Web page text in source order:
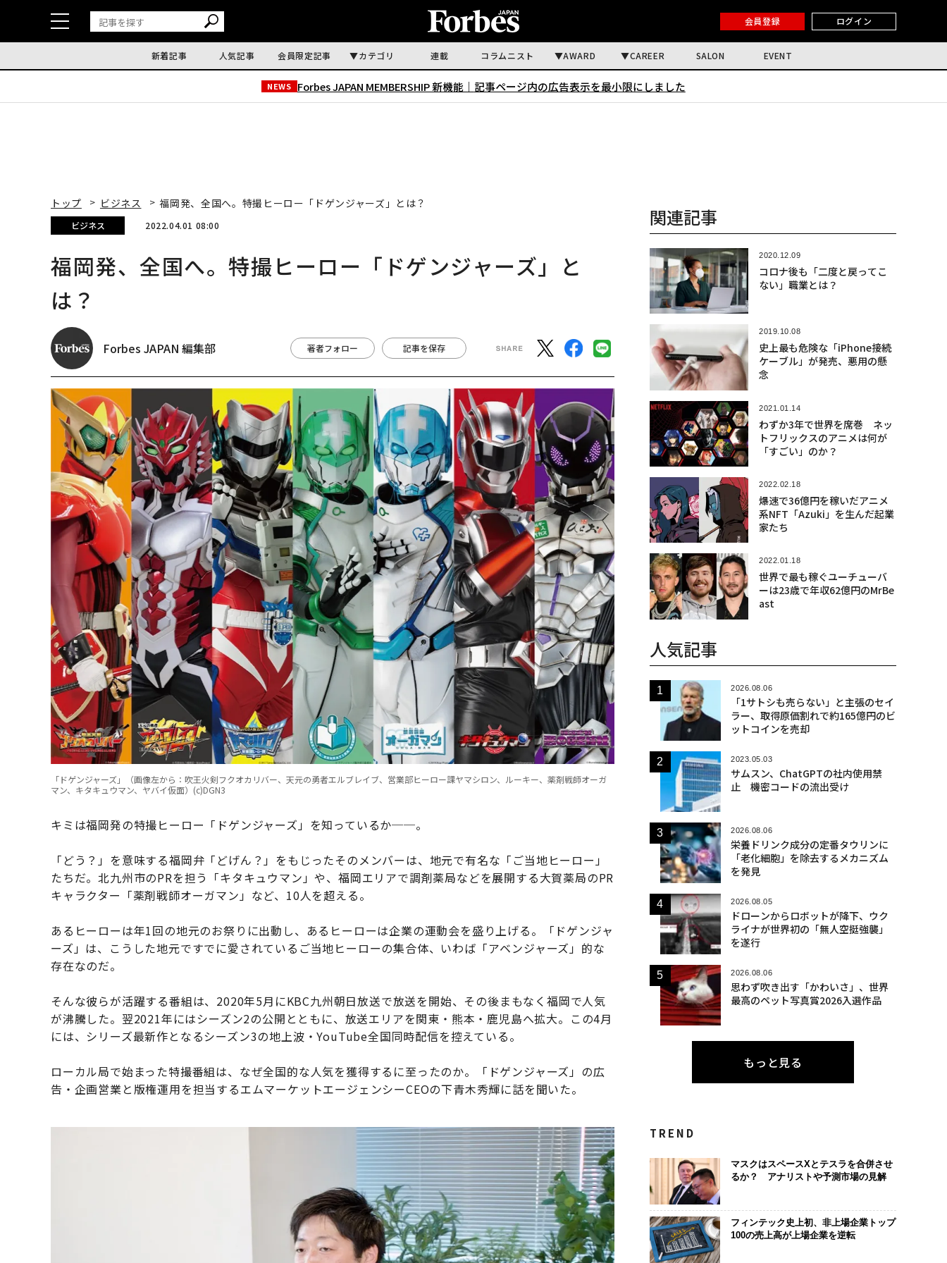
会員登録 ログイン
新着記事 人気記事 会員限定記事 カテゴリ 連載 コラムニスト AWARD CAREER SALON EVENT
NEWS Forbes JAPAN MEMBERSHIP 新機能｜ 記事ページ内の広告表示を最小限にしました
トップ ビジネス 福岡発、全国へ。特撮ヒーロー「ドゲンジャーズ」とは？
ビジネス 2022.04.01 08:00
福岡発、全国へ。特撮ヒーロー「ドゲンジャーズ」と
は？
Forbes JAPAN 編集部 著者フォロー 記事を保存
「ドゲンジャーズ」（画像左から：吹王火剣フクオカリバー、天元の勇者エルブレイブ、営業部ヒーロー課ヤマシロン、ルーキー、薬剤戦師オーガ
マン、キタキュウマン、ヤバイ仮面）(c)DGN3
キミは福岡発の特撮ヒーロー「ドゲンジャーズ」を知っているか──。
「どう？」を意味する福岡弁「どげん？」をもじったそのメンバーは、地元で有名な「ご当地ヒーロー」
たちだ。北九州市のPRを担う「キタキュウマン」や、福岡エリアで調剤薬局などを展開する大賀薬局のPR
キャラクター「薬剤戦師オーガマン」など、10人を超える。
あるヒーローは年1回の地元のお祭りに出動し、あるヒーローは企業の運動会を盛り上げる。「ドゲンジャ
ーズ」は、こうした地元ですでに愛されているご当地ヒーローの集合体、いわば「アベンジャーズ」的な
存在なのだ。
そんな彼らが活躍する番組は、2020年5月にKBC九州朝日放送で放送を開始、その後まもなく福岡で人気
が沸騰した。翌2021年にはシーズン2の公開とともに、放送エリアを関東・熊本・鹿児島へ拡大。この4月
には、シリーズ最新作となるシーズン3の地上波・YouTube全国同時配信を控えている。
ローカル局で始まった特撮番組は、なぜ全国的な人気を獲得するに至ったのか。「ドゲンジャーズ」の広
告・企画営業と版権運用を担当するエムマーケットエージェンシーCEOの下青木秀輝に話を聞いた。
関連記事
2020.12.09
コロナ後も「二度と戻ってこ
ない」職業とは？
2019.10.08
史上最も危険な「iPhone接続
ケーブル」が発売、悪用の懸
念
2021.01.14
わずか3年で世界を席巻 ネッ
トフリックスのアニメは何が
「すごい」のか？
2022.02.18
爆速で36億円を稼いだアニメ
系NFT「Azuki」を生んだ起業
家たち
2022.01.18
世界で最も稼ぐユーチューバ
ーは23歳で年収62億円のMrBe
ast
人気記事
2026.08.06
「1サトシも売らない」と主張のセイ
ラー、取得原価割れで約165億円のビ
ットコインを売却
2023.05.03
サムスン、ChatGPTの社内使用禁
止 機密コードの流出受け
2026.08.06
栄養ドリンク成分の定番タウリンに
「老化細胞」を除去するメカニズム
を発見
2026.08.05
ドローンからロボットが降下、ウク
ライナが世界初の「無人空挺強襲」
を遂行
2026.08.06
思わず吹き出す「かわいさ」、世界
最高のペット写真賞2026入選作品
もっと見る
TREND
マスクはスペースXとテスラを合併させ
るか？ アナリストや予測市場の見解
フィンテック史上初、非上場企業トップ
100の売上高が上場企業を逆転